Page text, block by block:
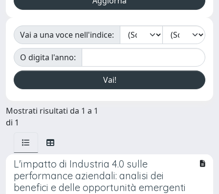
Vai a una voce nell'indice:
O digita l'anno:
Mostrati risultati da 1 a 1
di 1
L'impatto di Industria 4.0 sulle
performance aziendali: analisi dei
benefici e delle opportunità emergenti